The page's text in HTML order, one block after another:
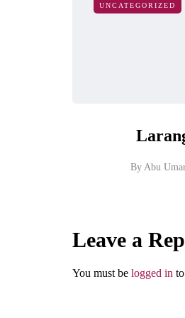
UNCATEGORIZED
By Abu
Leave a
You must be logged in